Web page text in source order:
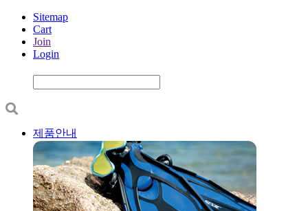
Sitemap
Cart
Join
Login
제품안내